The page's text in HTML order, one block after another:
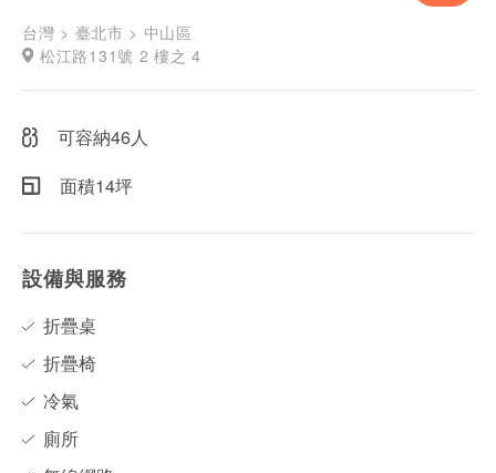
台灣 > 臺北市 > 中山區
松江路131號 2 樓之 4
可容納46人
面積14坪
設備與服務
折疊桌
折疊椅
冷氣
廁所